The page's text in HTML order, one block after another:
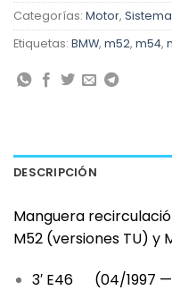
Categorías: Motor,
Etiquetas: BMW, m52, m54,
DESCRIPCIÓN
Manguera
M52 (versiones TU) y
3′ E46 (04/1997